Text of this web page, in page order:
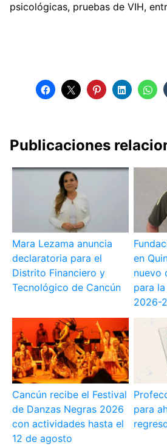
psicológicas, pruebas de VIH,
Publicaciones
Mara Lezama anuncia
declaratoria para el
Distrito Financiero y
Tecnológico de Cancún
en
nuevo
para
2026-
Cancún recibe el Festival
de Danzas Negras 2026
con actividades hasta el
12 de agosto
para